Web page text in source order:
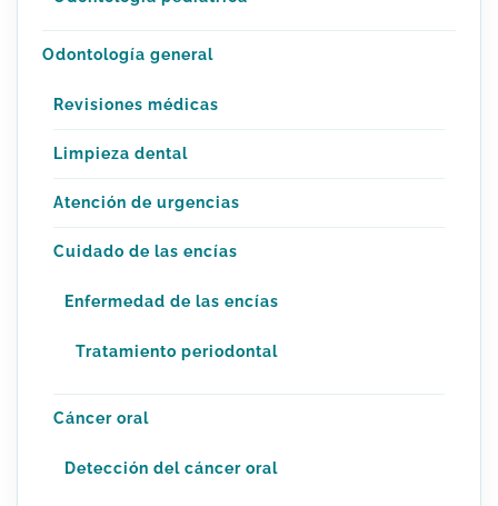
Odontología general
Revisiones médicas
Limpieza dental
Atención de urgencias
Cuidado de las encías
Enfermedad de las encías
Tratamiento periodontal
Cáncer oral
Detección del cáncer oral